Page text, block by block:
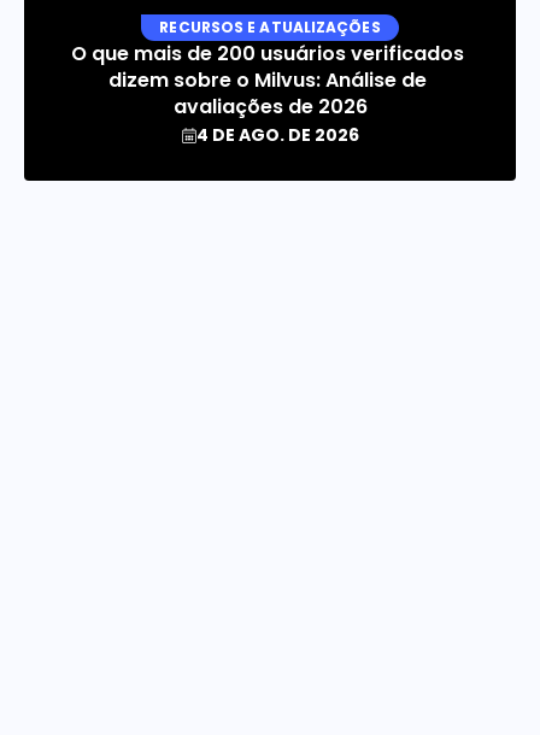
RECURSOS E ATUALIZAÇÕES
O que mais de 200 usuários verificados
dizem sobre o Milvus: Análise de
avaliações de 2026
4 DE AGO. DE 2026